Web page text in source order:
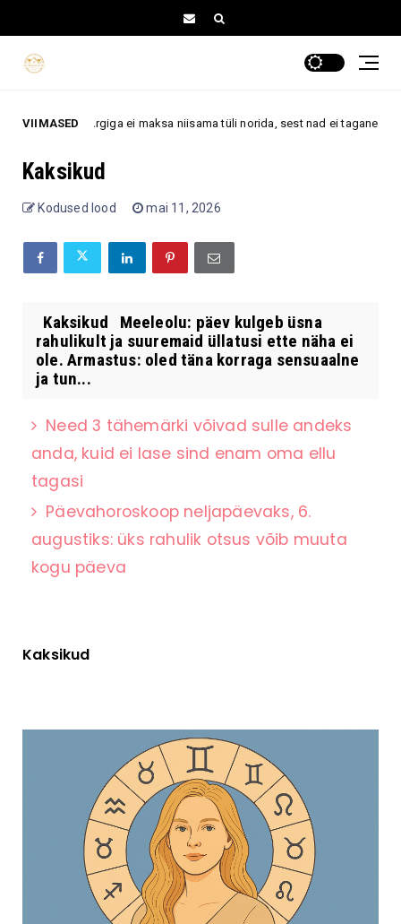
VIIMASED
4 tähemärgiga ei maksa niisama tüli norida, sest nad ei tagane
Kaksikud
Kodused lood mai 11, 2026
Kaksikud Meeleolu: päev kulgeb üsna
rahulikult ja suuremaid üllatusi ette näha ei
ole. Armastus: oled täna korraga sensuaalne
ja tun...
Need 3 tähemärki võivad sulle andeks
anda, kuid ei lase sind enam oma ellu
tagasi
Päevahoroskoop neljapäevaks, 6.
augustiks: üks rahulik otsus võib muuta
kogu päeva
Kaksikud